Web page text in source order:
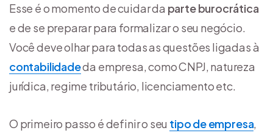
Esse é o momento de cuidar da parte burocrática
e de se preparar para formalizar o seu negócio.
Você deve olhar para todas as questões ligadas à
contabilidadeda empresa, como CNPJ, natureza
jurídica, regime tributário, licenciamento etc.
O primeiro passo é definir o seu tipo de empresa,